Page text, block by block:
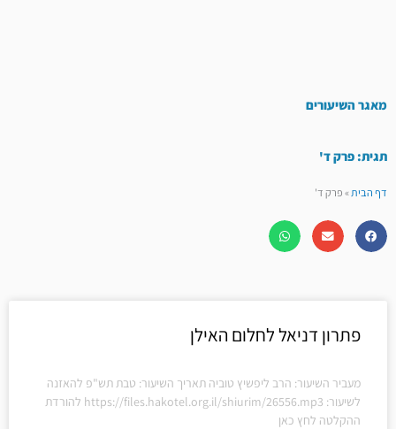
מאגר השיעורים
תגית: פרק ד'
דף הבית»פרק ד'
פתרון דניאל לחלום האילן
מעביר השיעור: הרב ליפשיץ טוביה תאריך השיעור: טבת תש"פ להאזנה
לשיעור: https://files.hakotel.org.il/shiurim/26556.mp3 להורדת
ההקלטה לחץ כאן